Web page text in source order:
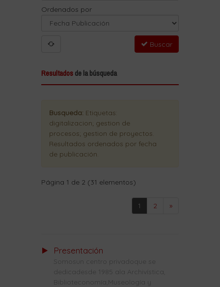
Ordenados por
Buscar
Resultadosde la búsqueda
Busqueda: Etiquetas:
digitalizacion; gestion de
procesos; gestion de proyectos.
Resultados ordenados por fecha
de publicación.
Página 1 de 2 (31 elementos)
1 2 »
Presentación
Somosun centro privadoque se
dedicadesde 1985 ala Archivística,
Biblioteconomía,Museología y